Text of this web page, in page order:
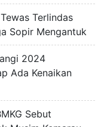
Terlindas
Sopir Mengantuk
2024
Ada Kenaikan
Sebut